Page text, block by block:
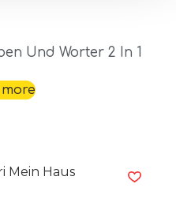
Und Worter 2 In 1